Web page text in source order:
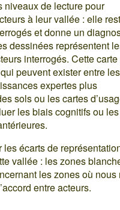
niveaux de lecture pour
à leur vallée : elle
et donne un
dessinées représentent
interrogés. Cette carte
peuvent exister entre les
expertes plus
sols ou les cartes
les biais cognitifs ou les
écarts de
vallée : les zones
les zones où nous
entre acteurs.